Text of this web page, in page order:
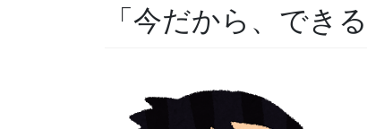
「今だから、でき